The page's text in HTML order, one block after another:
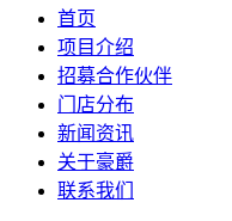
首页
项目介绍
招募合作伙伴
门店分布
新闻资讯
关于豪爵
联系我们